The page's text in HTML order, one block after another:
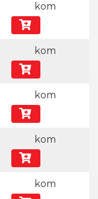
kom
kom
kom
kom
kom